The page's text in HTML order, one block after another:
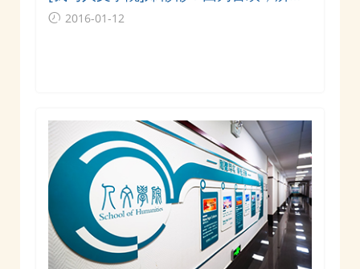
回来2016-01-12